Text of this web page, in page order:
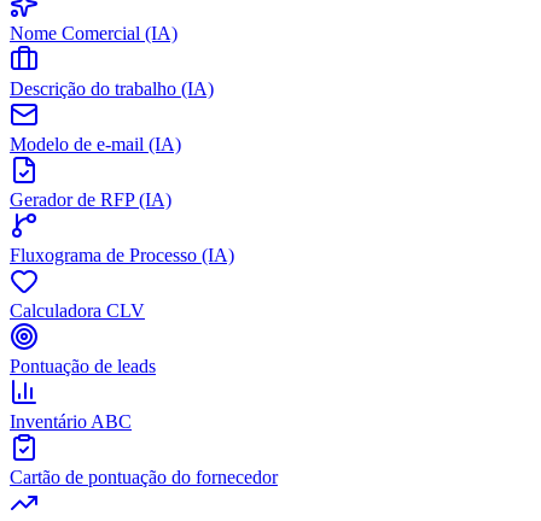
Nome Comercial (IA)
Descrição do trabalho (IA)
Modelo de e-mail (IA)
Gerador de RFP (IA)
Fluxograma de Processo (IA)
Calculadora CLV
Pontuação de leads
Inventário ABC
Cartão de pontuação do fornecedor